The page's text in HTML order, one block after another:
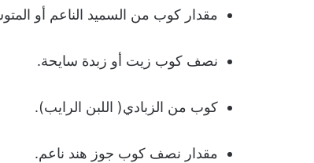
مقدار كوب من السميد الناعم أو
نصف كوب زيت أو زبدة سايحة.
كوب من الزبادي( اللبن الرايب).
مقدار نصف كوب جوز هند ناعم.